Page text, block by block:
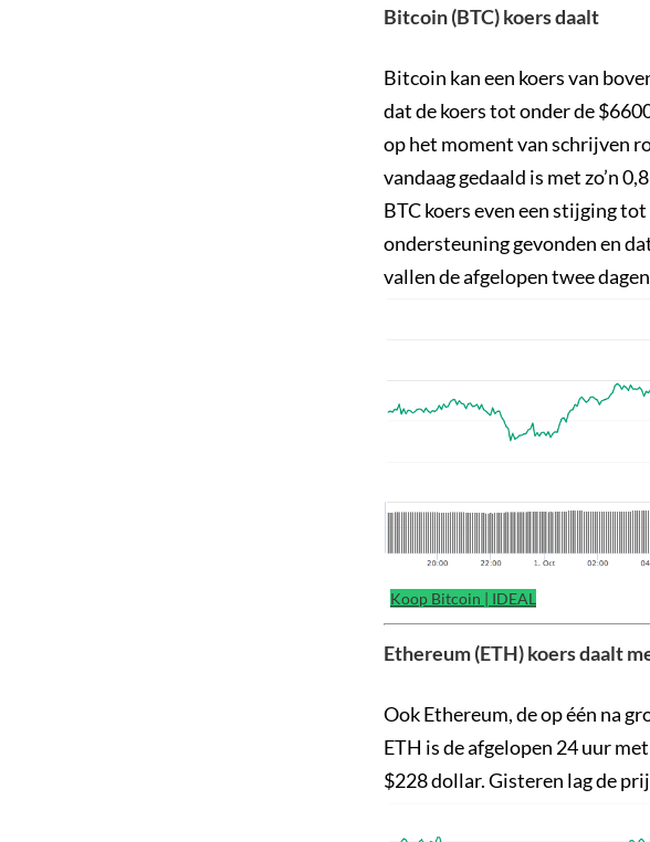
Bitcoin (BTC) koers daalt
Bitcoin kan een koers van
dat de koers tot onder de
op het moment van schrijven
vandaag gedaald is met zo’n
BTC koers even een stijging
ondersteuning gevonden en
vallen de afgelopen twee
Koop Bitcoin | IDEAL
Ethereum (ETH) koers daalt
Ook Ethereum, de op één na
ETH is de afgelopen 24 uur
$228 dollar. Gisteren lag de